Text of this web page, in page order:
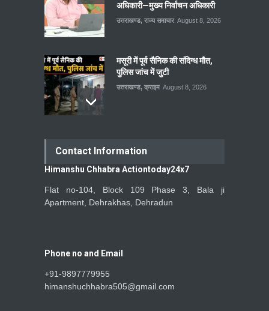
अधिकारी—मुख्य निर्वाचन अधिकारी
उत्तराखण्ड, राज्य समाचार August 8, 2026
मसूरी में पूर्व सैनिक की संदिग्ध मौत,
पुलिस जांच में जुटी
उत्तराखण्ड, क्राइम August 8, 2026
Contact Information
Himanshu Chhabra Actiontoday24x7
Flat no-104, Block 109 Phase 3, Bala ji
Apartment, Dehrakhas, Dehradun
Phone no and Email
+91-9897779955
himanshuchhabra505@gmail.com